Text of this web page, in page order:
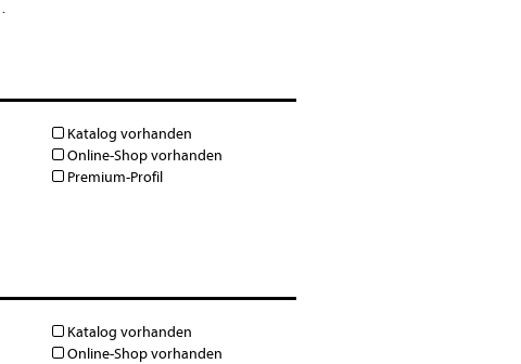
·
Katalog vorhanden
Online-Shop vorhanden
Premium-Profil
Katalog vorhanden
Online-Shop vorhanden